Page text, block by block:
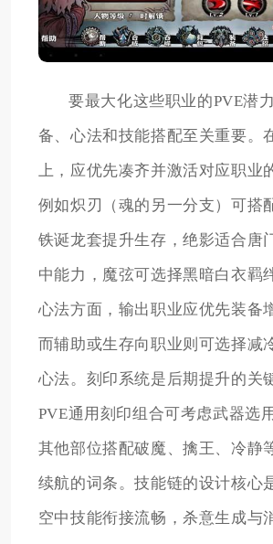
要最大化这些职业的PVE潜
备、心法和技能搭配至关重要。
上，应优先凑齐并激活对应职业
例如炽刃（魂的另一分支）可搭
铁诞龙套提升生存，绝影适合唐
中能力，魔弦可选择黑暗白衣羁
心法方面，输出职业应优先装备
而辅助或生存向职业则可选择减
心法。刻印系统是后期提升的关
PVE通用刻印组合可考虑武器选
其他部位搭配破魔、擒王、冷静
续航的词条。技能链的设计核心
空中技能衔接流畅，杀意生成与